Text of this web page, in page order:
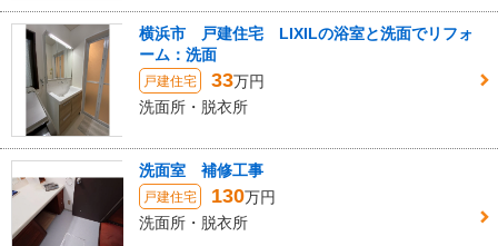
横浜市 戸建住宅 LIXILの浴室と洗面でリフォ
ーム：洗面
戸建住宅 33万円
洗面所・脱衣所
洗面室 補修工事
戸建住宅 130万円
洗面所・脱衣所